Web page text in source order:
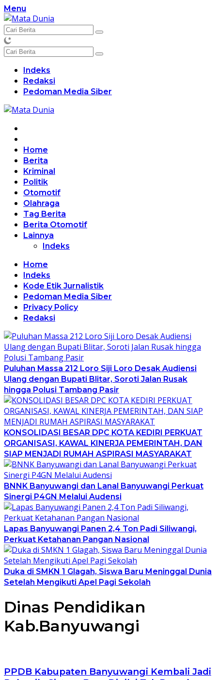
Langsung
ke
konten
Menu
Indeks
Redaksi
Pedoman Media Siber
Home
Berita
Kriminal
Politik
Otomotif
Olahraga
Tag Berita
Berita Otomotif
Lainnya
Indeks
Home
Indeks
Kode Etik Jurnalistik
Pedoman Media Siber
Privacy Policy
Redaksi
Puluhan Massa 212 Loro Siji Loro Desak Audiensi
Ulang dengan Bupati Blitar, Soroti Jalan Rusak
hingga Polusi Tambang Pasir
KONSOLIDASI BESAR DPC KOTA KEDIRI PERKUAT
ORGANISASI, KAWAL KINERJA PEMERINTAH, DAN
SIAP MENJADI RUMAH ASPIRASI MASYARAKAT
BNNK Banyuwangi dan Lanal Banyuwangi Perkuat
Sinergi P4GN Melalui Audensi
Lapas Banyuwangi Panen 2,4 Ton Padi Siliwangi,
Perkuat Ketahanan Pangan Nasional
Duka di SMKN 1 Glagah, Siswa Baru Meninggal Dunia
Setelah Mengikuti Apel Pagi Sekolah
Dinas Pendidikan
Kab.Banyuwangi
PPDB Kabupaten Banyuwangi Kembali Jadi